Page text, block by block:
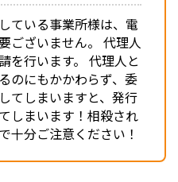
ている事業所様は、電
ございません。 代理人
を行います。 代理人と
のにもかかわらず、委
てしまいますと、発行
しまいます！相殺され
十分ご注意ください！